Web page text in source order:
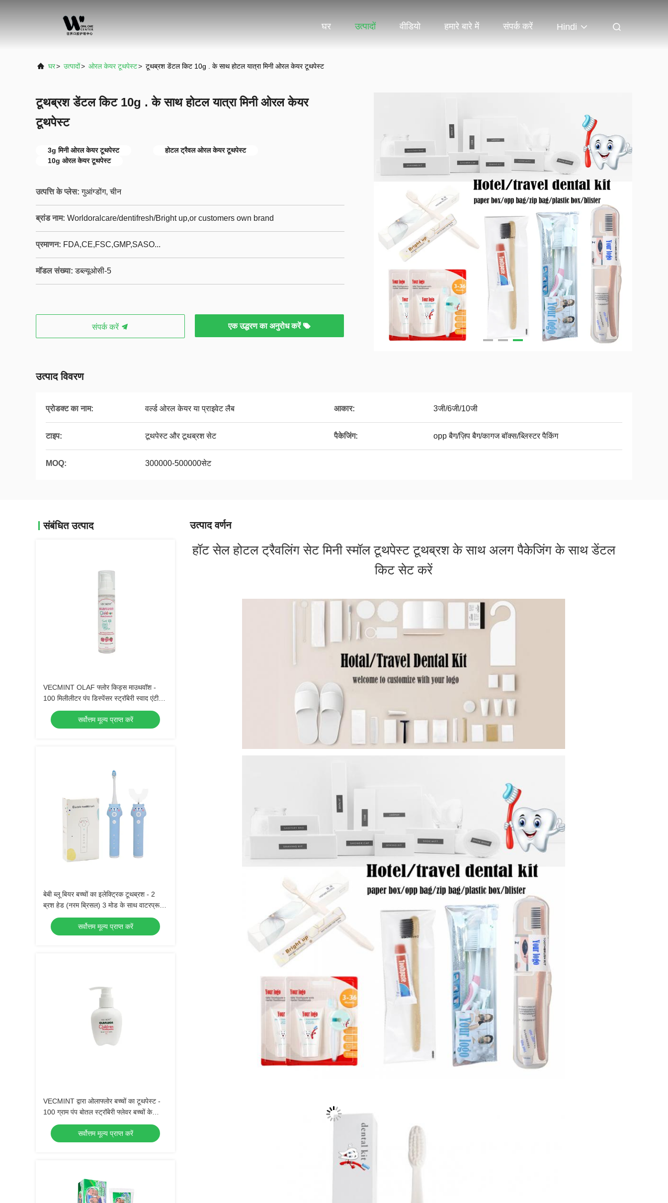
घर उत्पादों वीडियो हमारे बारे में संपर्क करें Hindi
घर> उत्पादों> ओरल केयर टूथपेस्ट> टूथब्रश डेंटल किट 10g . के साथ होटल यात्रा मिनी ओरल केयर टूथपेस्ट
टूथब्रश डेंटल किट 10g . के साथ होटल यात्रा मिनी ओरल केयर
टूथपेस्ट
3g मिनी ओरल केयर टूथपेस्ट
होटल ट्रैवल ओरल केयर टूथपेस्ट
10g ओरल केयर टूथपेस्ट
उत्पत्ति के प्लेस: गुआंग्डोंग, चीन
ब्रांड नाम: Worldoralcare/dentifresh/Bright up,or customers own brand
प्रमाणन: FDA,CE,FSC,GMP,SASO...
मॉडल संख्या: डब्ल्यूओसी-5
संपर्क करें एक उद्धरण का अनुरोध करें
उत्पाद विवरण
प्रोडक्ट का नाम: वर्ल्ड ओरल केयर या प्राइवेट लैब आकार: 3जी/6जी/10जी
टाइप: टूथपेस्ट और टूथब्रश सेट पैकेजिंग: opp बैग/ज़िप बैग/कागज बॉक्स/ब्लिस्टर पैकिंग
MOQ: 300000-500000सेट
संबंधित उत्पाद
VECMINT OLAF फ्लोर किड्स माउथवॉश -
100 मिलीलीटर पंप डिस्पेंसर स्ट्रॉबेरी स्वाद एंटी-
कैविटी शुगर डिफेंस निगलने के लिए सुरक्षित मौखिक
देखभाल
सर्वोत्तम मूल्य प्राप्त करें
बेबी ब्लू बियर बच्चों का इलेक्ट्रिक टूथब्रश - 2
ब्रश हेड (नरम ब्रिसल) 3 मोड के साथ वाटरप्रूफ
सोनिक टूथब्रश, 3-15 साल के बच्चों के लिए ओरल
केयर किट
सर्वोत्तम मूल्य प्राप्त करें
VECMINT द्वारा ओलाफ्लोर बच्चों का टूथपेस्ट -
100 ग्राम पंप बोतल स्ट्रॉबेरी फ्लेवर बच्चों के
दैनिक स्वच्छता के लिए सुरक्षित मौखिक देखभाल
टूथपेस्ट
सर्वोत्तम मूल्य प्राप्त करें
उत्पाद वर्णन
हॉट सेल होटल ट्रैवलिंग सेट मिनी स्मॉल टूथपेस्ट टूथब्रश के साथ अलग पैकेजिंग के साथ डेंटल
किट सेट करें